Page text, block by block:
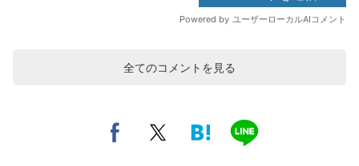
全てのコメントを見る